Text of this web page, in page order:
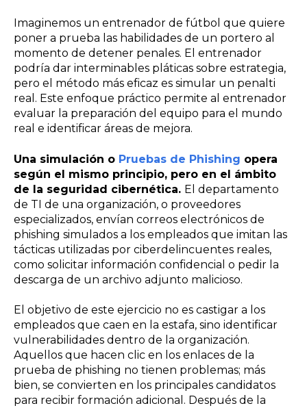
Imaginemos un entrenador de fútbol que quiere
poner a prueba las habilidades de un portero al
momento de detener penales. El entrenador
podría dar interminables pláticas sobre estrategia,
pero el método más eficaz es simular un penalti
real. Este enfoque práctico permite al entrenador
evaluar la preparación del equipo para el mundo
real e identificar áreas de mejora.
Una simulación o Pruebas de Phishing opera
según el mismo principio, pero en el ámbito
de la seguridad cibernética. El departamento
de TI de una organización, o proveedores
especializados, envían correos electrónicos de
phishing simulados a los empleados que imitan las
tácticas utilizadas por ciberdelincuentes reales,
como solicitar información confidencial o pedir la
descarga de un archivo adjunto malicioso.
El objetivo de este ejercicio no es castigar a los
empleados que caen en la estafa, sino identificar
vulnerabilidades dentro de la organización.
Aquellos que hacen clic en los enlaces de la
prueba de phishing no tienen problemas; más
bien, se convierten en los principales candidatos
para recibir formación adicional. Después de la